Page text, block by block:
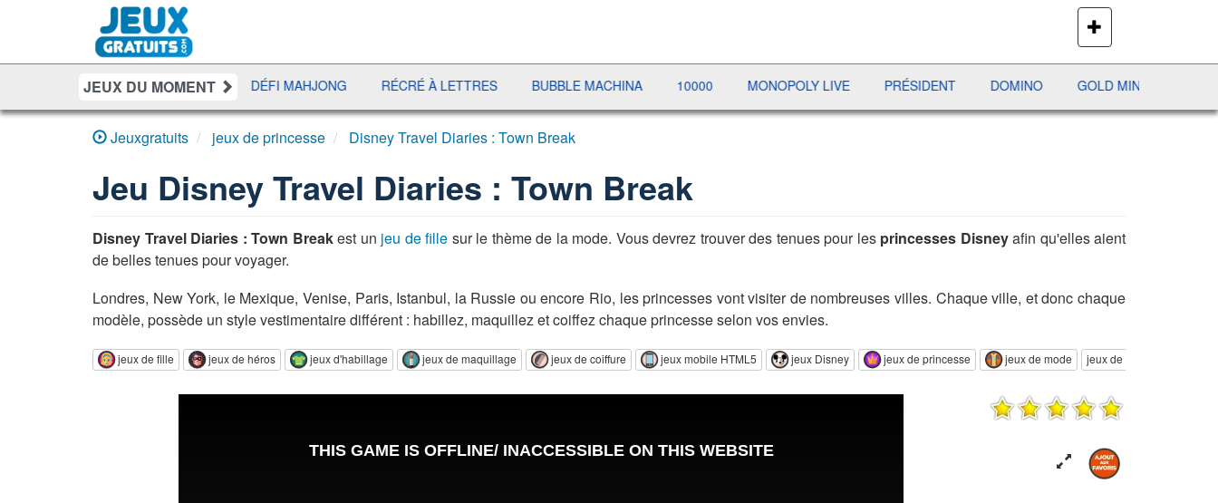
PLUS
DE
JEUX
JEUX DU MOMENT
UNO DISCO DÉFI MAHJONG RÉCRÉ À LETTRES BUBBLE MACHINA 10000 MONOPOLY LIVE PRÉSIDENT DOMINO GOLD MINE
Jeuxgratuits jeux de princesse Disney Travel Diaries : Town Break
Jeu Disney Travel Diaries : Town Break
Disney Travel Diaries : Town Breakest un jeu de fille sur le thème de la mode. Vous devrez trouver des tenues pour les princesses Disneyafin qu'elles aient
de belles tenues pour voyager.
Londres, New York, le Mexique, Venise, Paris, Istanbul, la Russie ou encore Rio, les princesses vont visiter de nombreuses villes. Chaque ville, et donc chaque
modèle, possède un style vestimentaire différent : habillez, maquillez et coiffez chaque princesse selon vos envies.
jeux de fille jeux de héros jeux d'habillage jeux de maquillage jeux de coiffure jeux mobile HTML5 jeux Disney jeux de princesse jeux de mode jeux de fille de styliste